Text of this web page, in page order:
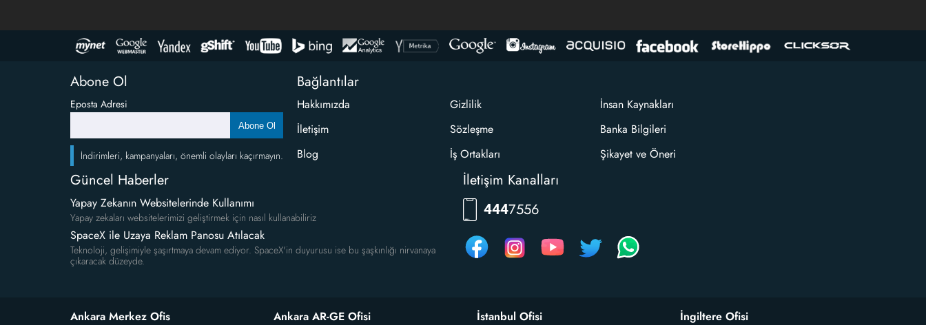
Abone Ol
Eposta Adresi
Abone Ol
İndirimleri, kampanyaları, önemli olayları kaçırmayın.
Güncel Haberler
Yapay Zekanın Websitelerinde Kullanımı
Yapay zekaları websitelerimizi geliştirmek için nasıl kullanabiliriz
SpaceX ile Uzaya Reklam Panosu Atılacak
Teknoloji, gelişimiyle şaşırtmaya devam ediyor. SpaceX'in duyurusu ise bu şaşkınlığı nirvanaya
çıkaracak düzeyde.
Bağlantılar
Hakkımızda
İletişim
Blog
Gizlilik
Sözleşme
İş Ortakları
İnsan Kaynakları
Banka Bilgileri
Şikayet ve Öneri
İletişim Kanalları
4447556
Ankara Merkez Ofis Ankara AR-GE Ofisi İstanbul Ofisi İngiltere Ofisi